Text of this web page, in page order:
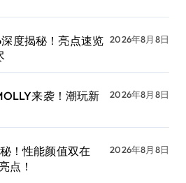
度揭秘！亮点速览 2026年8月8日
来袭！潮玩新
2026年8月8日
！性能颜值双在
点！
2026年8月8日